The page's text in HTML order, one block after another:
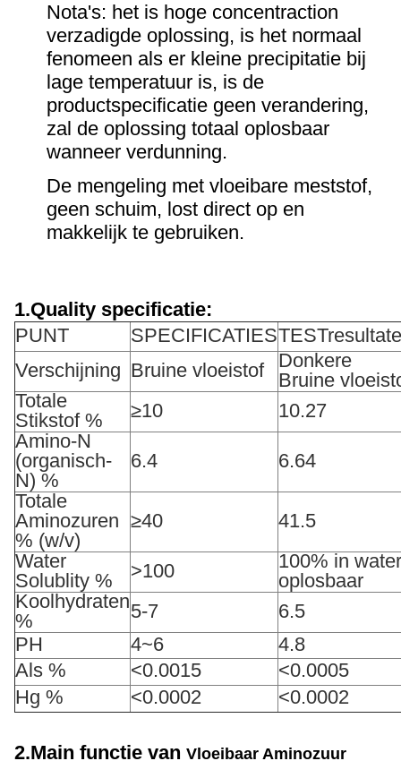
Nota's: het is hoge concentraction
verzadigde oplossing, is het normaal
fenomeen als er kleine precipitatie bij
lage temperatuur is, is de
productspecificatie geen verandering,
zal de oplossing totaal oplosbaar
wanneer verdunning.
De mengeling met vloeibare meststof,
geen schuim, lost direct op en
makkelijk te gebruiken.
1.Quality specificatie:
PUNT
SPECIFICATIES
Verschijning Bruine vloeistof
Donkere
Bruine
Totale
Stikstof %
≥10
10.27
Amino-N
(organisch-
N) %
6.4
6.64
Totale
Aminozuren
% (w/v)
≥40
41.5
Water
Solublity %
>100
100% in water
oplosbaar
Koolhydraten
%
5-7
6.5
PH
4~6
4.8
Als %
<0.0015
<0.0005
Hg %
<0.0002 <0.0002
2.Main functie van Vloeibaar Aminozuur